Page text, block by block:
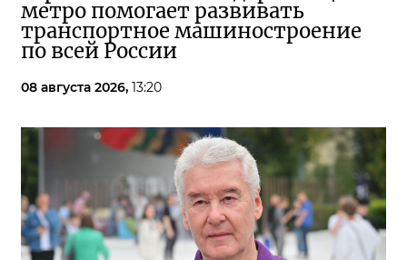
метро помогает развивать
транспортное машиностроение
по всей России
08 августа 2026, 13:20